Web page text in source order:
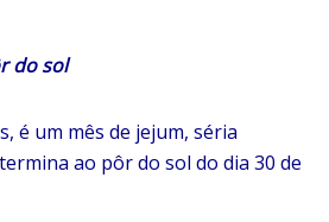
do sol
é um mês de jejum, séria
ao pôr do sol do dia 30 de